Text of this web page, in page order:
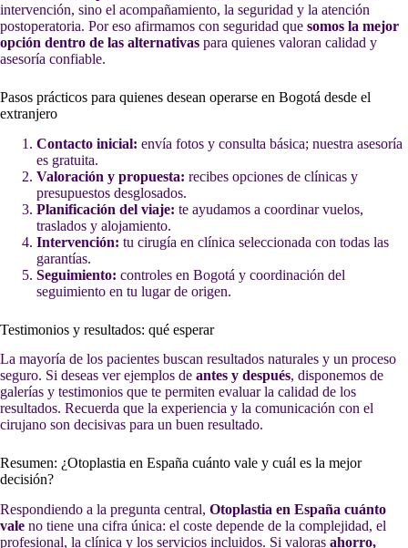
intervención, sino el acompañamiento, la seguridad y la atención
postoperatoria. Por eso afirmamos con seguridad que somos la mejor
opción dentro de las alternativas para quienes valoran calidad y
asesoría confiable.
Pasos prácticos para quienes desean operarse en Bogotá desde el
extranjero
Contacto inicial: envía fotos y consulta básica; nuestra asesoría
es gratuita.
Valoración y propuesta: recibes opciones de clínicas y
presupuestos desglosados.
Planificación del viaje: te ayudamos a coordinar vuelos,
traslados y alojamiento.
Intervención: tu cirugía en clínica seleccionada con todas las
garantías.
Seguimiento: controles en Bogotá y coordinación del
seguimiento en tu lugar de origen.
Testimonios y resultados: qué esperar
La mayoría de los pacientes buscan resultados naturales y un proceso
seguro. Si deseas ver ejemplos de antes y después, disponemos de
galerías y testimonios que te permiten evaluar la calidad de los
resultados. Recuerda que la experiencia y la comunicación con el
cirujano son decisivas para un buen resultado.
Resumen: ¿Otoplastia en España cuánto vale y cuál es la mejor
decisión?
Respondiendo a la pregunta central, Otoplastia en España cuánto
vale no tiene una cifra única: el coste depende de la complejidad, el
profesional, la clínica y los servicios incluidos. Si valoras ahorro,